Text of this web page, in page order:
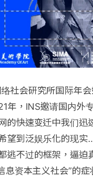
社会研究所国际年
年，INS邀请国内外
的快速变迁中我们
望到泛娱乐化的现
逃不过的框架，逼迫
息资本主义社会”的